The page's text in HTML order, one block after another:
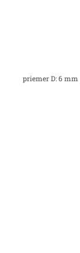
priemer D: 6 mm